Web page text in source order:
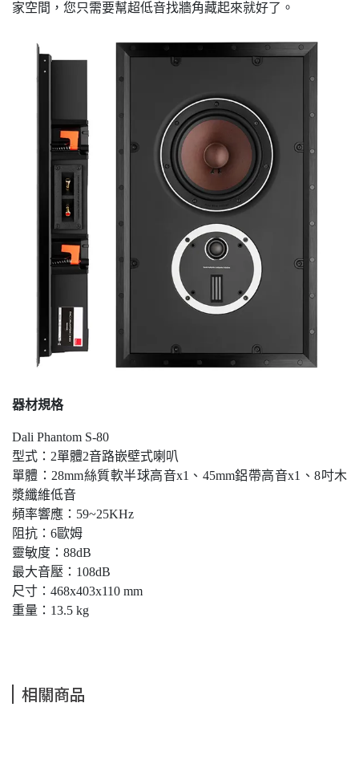
家空間，您只需要幫超低音找牆角藏起來就好了。
器材規格
Dali Phantom S-80
型式：2單體2音路嵌壁式喇叭
單體：28mm絲質軟半球高音x1、45mm鋁帶高音x1、8吋木
漿纖維低音
頻率響應：59~25KHz
阻抗：6歐姆
靈敏度：88dB
最大音壓：108dB
尺寸：468x403x110 mm
重量：13.5 kg
相關商品